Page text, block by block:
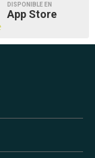
DISPONIBLE EN
App Store